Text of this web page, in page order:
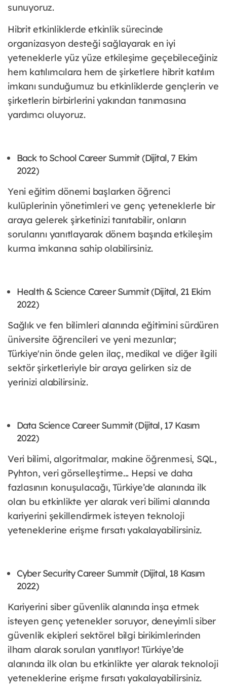
sunuyoruz.
Hibrit etkinliklerde etkinlik sürecinde
organizasyon desteği sağlayarak en iyi
yeteneklerle yüz yüze etkileşime geçebileceğiniz
hem katılımcılara hem de şirketlere hibrit katılım
imkanı sunduğumuz bu etkinliklerde gençlerin ve
şirketlerin birbirlerini yakından tanımasına
yardımcı oluyoruz.
Back to School Career Summit (Dijital, 7 Ekim
2022)
Yeni eğitim dönemi başlarken öğrenci
kulüplerinin yönetimleri ve genç yeteneklerle bir
araya gelerek şirketinizi tanıtabilir, onların
sorularını yanıtlayarak dönem başında etkileşim
kurma imkanına sahip olabilirsiniz.
Health & Science Career Summit (Dijital, 21 Ekim
2022)
Sağlık ve fen bilimleri alanında eğitimini sürdüren
üniversite öğrencileri ve yeni mezunlar;
Türkiye'nin önde gelen ilaç, medikal ve diğer ilgili
sektör şirketleriyle bir araya gelirken siz de
yerinizi alabilirsiniz.
Data Science Career Summit (Dijital, 17 Kasım
2022)
Veri bilimi, algoritmalar, makine öğrenmesi, SQL,
Pyhton, veri görselleştirme... Hepsi ve daha
fazlasının konuşulacağı, Türkiye’de alanında ilk
olan bu etkinlikte yer alarak veri bilimi alanında
kariyerini şekillendirmek isteyen teknoloji
yeteneklerine erişme fırsatı yakalayabilirsiniz.
Cyber Security Career Summit (Dijital, 18 Kasım
2022)
Kariyerini siber güvenlik alanında inşa etmek
isteyen genç yetenekler soruyor, deneyimli siber
güvenlik ekipleri sektörel bilgi birikimlerinden
ilham alarak soruları yanıtlıyor! Türkiye’de
alanında ilk olan bu etkinlikte yer alarak teknoloji
yeteneklerine erişme fırsatı yakalayabilirsiniz.